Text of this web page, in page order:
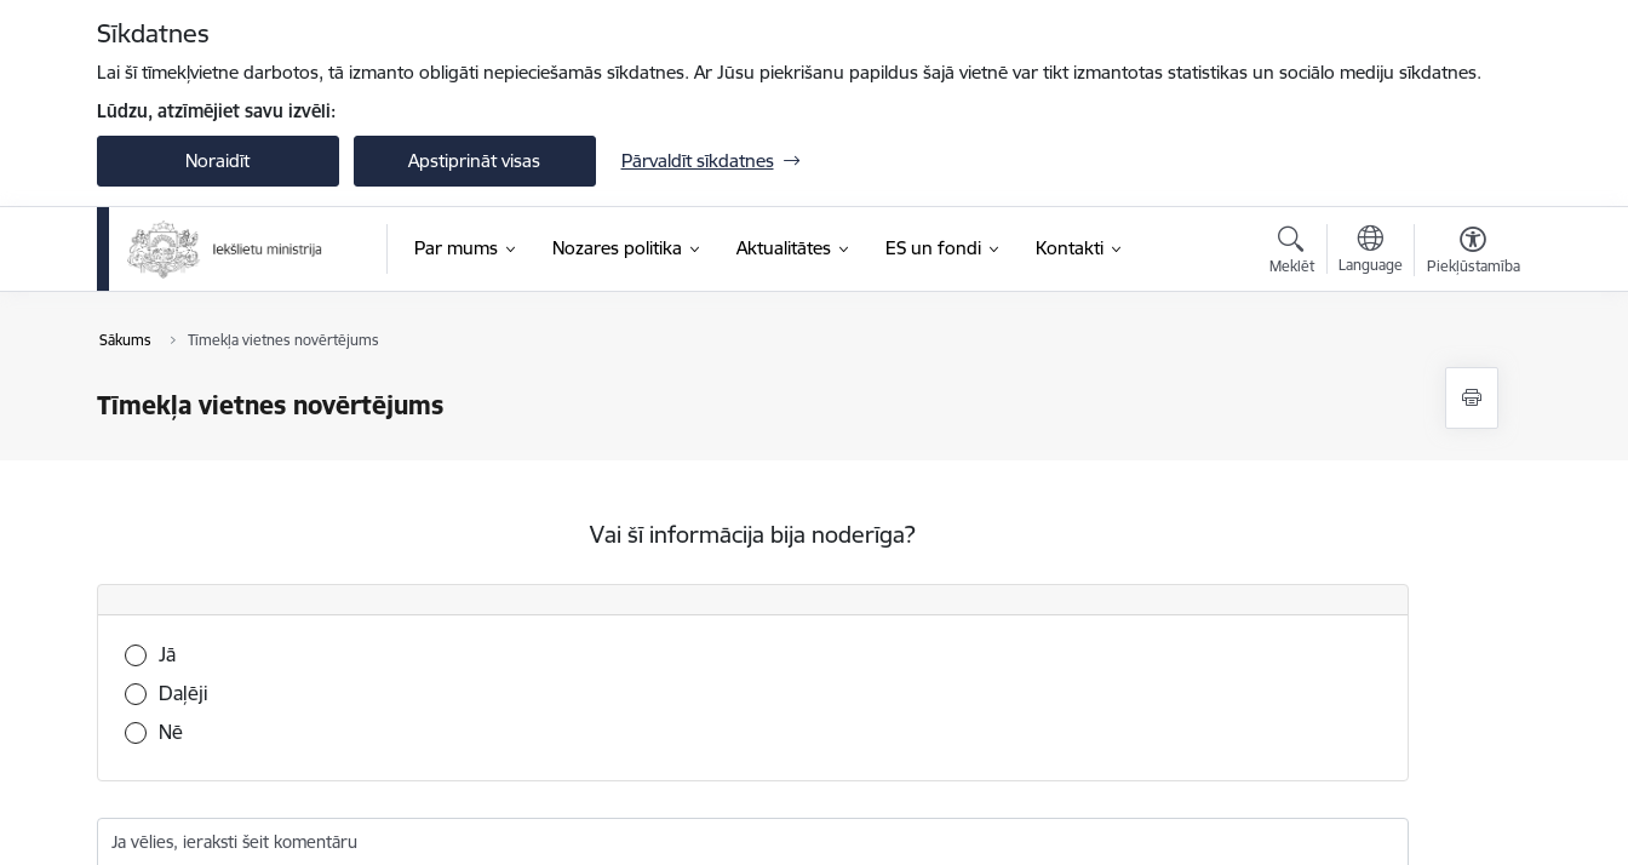
Sīkdatnes
Lai šī tīmekļvietne darbotos, tā izmanto obligāti nepieciešamās sīkdatnes. Ar Jūsu piekrišanu papildus šajā vietnē var tikt izmantotas statistikas un sociālo mediju sīkdatnes.
Lūdzu, atzīmējiet savu izvēli:
Noraidīt Apstiprināt visas Pārvaldīt sīkdatnes
Par mums Nozares politika Aktualitātes ES un fondi Kontakti
Meklēt Language Piekļūstamība
Sākums Tīmekļa vietnes novērtējums
Tīmekļa vietnes novērtējums
Vai šī informācija bija noderīga?
Vai šī informācija bija noderīga?
Jā
Daļēji
Nē
Ja vēlies, ieraksti šeit komentāru